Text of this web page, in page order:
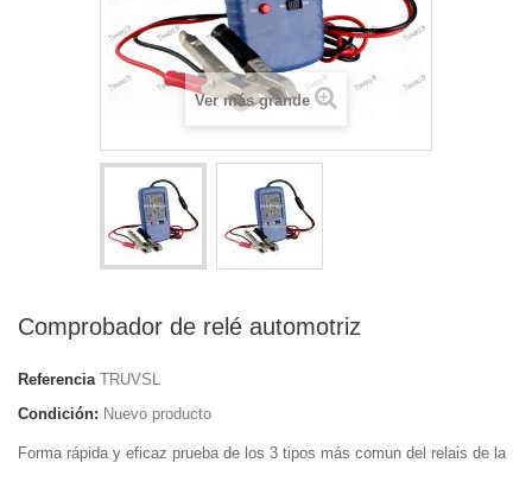
Ver más grande
Comprobador de relé automotriz
Referencia TRUVSL
Condición: Nuevo producto
Forma rápida y eficaz prueba de los 3 tipos más comun del relais de la